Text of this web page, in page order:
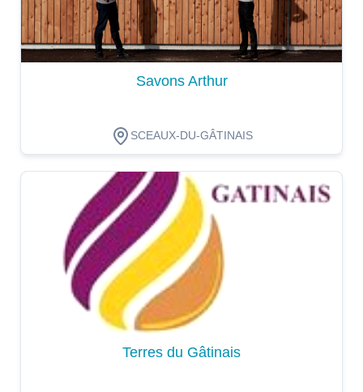
Savons Arthur
SCEAUX-DU-GÂTINAIS
Dégustation
Terres du Gâtinais